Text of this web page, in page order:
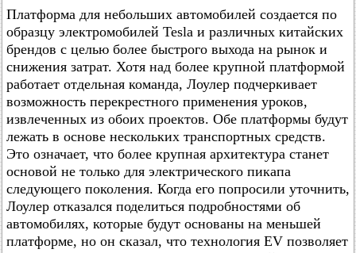
Платформа для небольших автомобилей создается по
образцу электромобилей Tesla и различных китайских
брендов с целью более быстрого выхода на рынок и
снижения затрат. Хотя над более крупной платформой
работает отдельная команда, Лоулер подчеркивает
возможность перекрестного применения уроков,
извлеченных из обоих проектов. Обе платформы будут
лежать в основе нескольких транспортных средств.
Это означает, что более крупная архитектура станет
основой не только для электрического пикапа
следующего поколения. Когда его попросили уточнить,
Лоулер отказался поделиться подробностями об
автомобилях, которые будут основаны на меньшей
платформе, но он сказал, что технология EV позволяет